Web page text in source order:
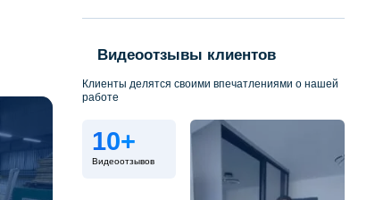
Видеоотзывы клиентов
Клиенты делятся своими впечатлениями о нашей
работе
10+
Видеоотзывов